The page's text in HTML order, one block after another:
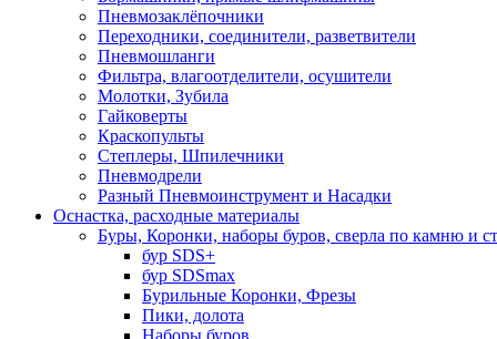
Пневмозаклёпочники
Переходники, соединители, разветвители
Пневмошланги
Фильтра, влагоотделители, осушители
Молотки, Зубила
Гайковерты
Краскопульты
Степлеры, Шпилечники
Пневмодрели
Разный Пневмоинструмент и Насадки
Оснастка, расходные материалы
Буры, Коронки, наборы буров, сверла по камню и
бур SDS+
бур SDSmax
Бурильные Коронки, Фрезы
Пики, долота
Наборы буров